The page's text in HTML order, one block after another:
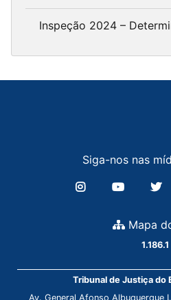
Inspeção 2024 –
Siga-nos nas
Mapa
1.186.1
Tribunal de Justiça do
Av. General Afonso Albuquerque